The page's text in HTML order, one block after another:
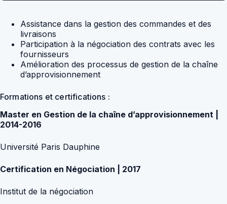
Assistance dans la gestion des commandes et des
livraisons
Participation à la négociation des contrats avec les
fournisseurs
Amélioration des processus de gestion de la chaîne
d’approvisionnement
Formations et certifications :
Master en Gestion de la chaîne d’approvisionnement |
2014-2016
Université Paris Dauphine
Certification en Négociation | 2017
Institut de la négociation